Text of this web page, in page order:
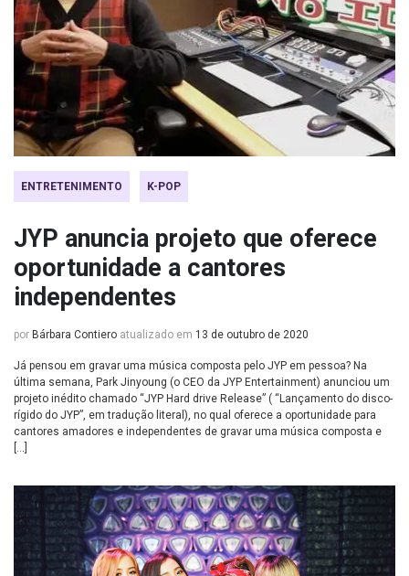
ENTRETENIMENTO K-POP
JYP anuncia projeto que oferece
oportunidade a cantores
independentes
por Bárbara Contiero atualizado em 13 de outubro de 2020
Já pensou em gravar uma música composta pelo JYP em pessoa? Na
última semana, Park Jinyoung (o CEO da JYP Entertainment) anunciou um
projeto inédito chamado “JYP Hard drive Release” ( “Lançamento do disco-
rígido do JYP”, em tradução literal), no qual oferece a oportunidade para
cantores amadores e independentes de gravar uma música composta e
[…]